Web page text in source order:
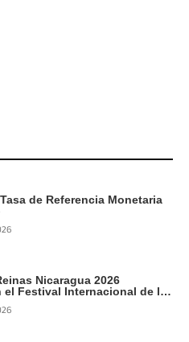
de Referencia Monetaria
Nicaragua 2026
el Festival Internacional de las
Gastronomía